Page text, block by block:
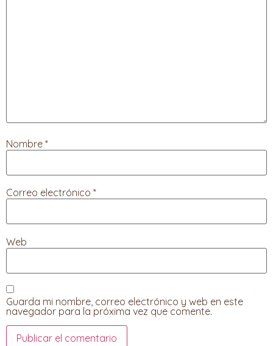
Nombre *
Correo electrónico *
Web
Guarda mi nombre, correo electrónico y web en este
navegador para la próxima vez que comente.